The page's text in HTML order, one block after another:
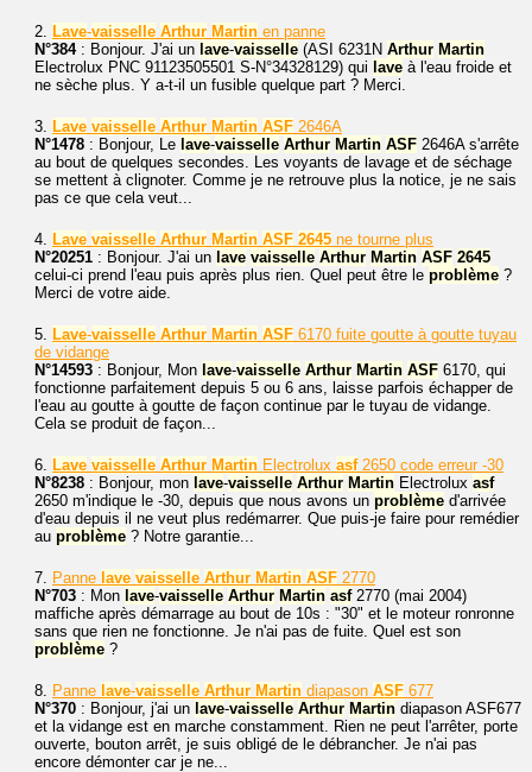
2. Lave-vaisselle Arthur Martin en panne
N°384: Bonjour. J'ai un lave-vaisselle (ASI 6231N Arthur Martin
Electrolux PNC 91123505501 S-N°34328129) qui lave à l'eau froide et
ne sèche plus. Y a-t-il un fusible quelque part ? Merci.
3. Lave vaisselle Arthur Martin ASF 2646A
N°1478 : Bonjour, Le lave-vaisselle Arthur Martin ASF 2646A s'arrête
au bout de quelques secondes. Les voyants de lavage et de séchage
se mettent à clignoter. Comme je ne retrouve plus la notice, je ne sais
pas ce que cela veut...
4. Lave vaisselle Arthur Martin ASF 2645 ne tourne plus
N°20251 : Bonjour. J'ai un lave vaisselle Arthur Martin ASF 2645
celui-ci prend l'eau puis après plus rien. Quel peut être le problème ?
Merci de votre aide.
5. Lave-vaisselle Arthur Martin ASF 6170 fuite goutte à goutte tuyau
de vidange
N°14593 : Bonjour, Mon lave-vaisselle Arthur Martin ASF 6170, qui
fonctionne parfaitement depuis 5 ou 6 ans, laisse parfois échapper de
l'eau au goutte à goutte de façon continue par le tuyau de vidange.
Cela se produit de façon...
6. Lave vaisselle Arthur Martin Electrolux asf2650 code erreur -30
N°8238 : Bonjour, mon lave-vaisselle Arthur Martin Electrolux asf
2650 m'indique le -30, depuis que nous avons un problème d'arrivée
d'eau depuis il ne veut plus redémarrer. Que puis-je faire pour remédier
au problème ? Notre garantie...
7. Panne lave vaisselle Arthur Martin ASF 2770
N°703 : Mon lave-vaisselle Arthur Martin asf2770 (mai 2004)
maffiche après démarrage au bout de 10s : "30" et le moteur ronronne
sans que rien ne fonctionne. Je n'ai pas de fuite. Quel est son
problème ?
8. Panne lave-vaisselle Arthur Martin diapason ASF 677
N°370 : Bonjour, j'ai un lave-vaisselle Arthur Martin diapason ASF677
et la vidange est en marche constamment. Rien ne peut l'arrêter, porte
ouverte, bouton arrêt, je suis obligé de le débrancher. Je n'ai pas
encore démonter car je ne...